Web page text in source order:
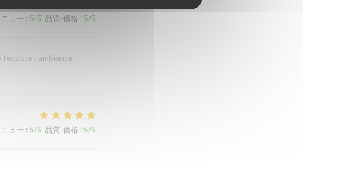
ニュー : 5/5 品質-価格 : 5/5
, ambiance
ニュー : 5/5 品質-価格 : 5/5